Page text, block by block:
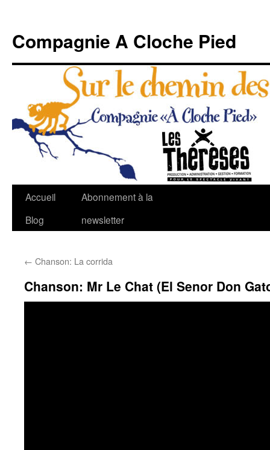
Compagnie A Cloche Pied
Aller
Accueil
Blog
Abonnement à la
newsletter
← Chanson: La corrida
Chanson: Mr Le Chat (El Senor Don